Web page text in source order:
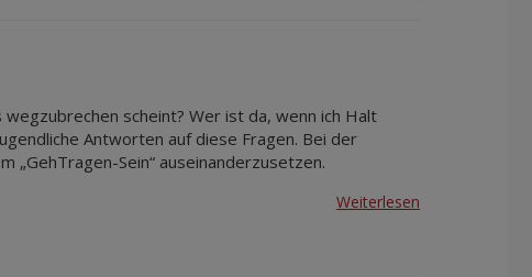
scheint? Wer ist da, wenn ich Halt
Antworten auf diese Fragen. Bei der
„GehTragen-Sein“ auseinanderzusetzen.
Weiterlesen